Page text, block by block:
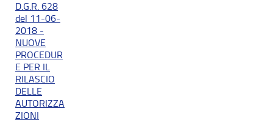
D.G.R. 628
del 11-06-
2018 -
NUOVE
PROCEDUR
E PER IL
RILASCIO
DELLE
AUTORIZZA
ZIONI